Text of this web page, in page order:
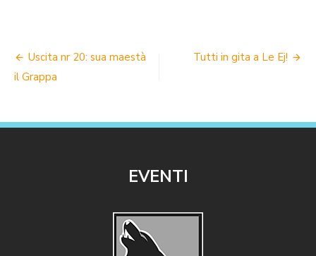
NAVIGAZIONE
ARTICOLI
Uscita nr 20: sua maestà
il Grappa
Tutti in gita a Le Ej!
EVENTI